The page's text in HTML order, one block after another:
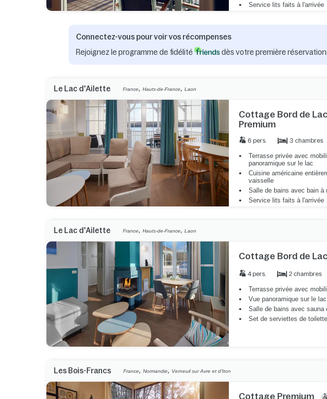
Service lits faits à l'arrivée
Connectez-vous pour voir vos récompenses
Rejoignez le programme de fidélité
dès votre première
Le Lac d'Ailette France,Hauts-de-France,Laon
Cottage Bord de Lac
Premium
6 pers. 3 chambres
Terrasse privée avec
panoramique sur le lac
Cuisine américaine
vaisselle
Salle de bains avec bain à
Service lits faits à l'arrivée
Le Lac d'Ailette France,Hauts-de-France,Laon
Cottage Bord de Lac
4 pers. 2 chambres
Terrasse privée avec
Vue panoramique sur le lac
Salle de bains avec sauna
Set de serviettes de toilette
Les Bois-Francs France,Normandie, Verneuil sur Avre et d'Iton
Cottage Premium